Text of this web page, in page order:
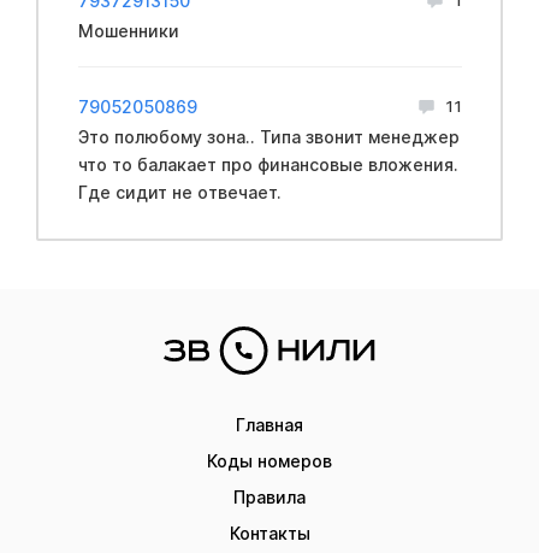
Мошенники
79052050869 11
Это полюбому зона.. Типа звонит менеджер
что то балакает про финансовые вложения.
Где сидит не отвечает.
Главная
Коды номеров
Правила
Контакты